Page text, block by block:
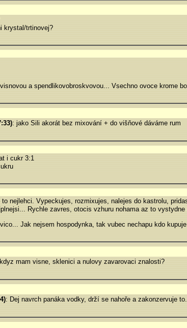
krystal/trtinovej?
a spendlikovobroskvovou... Vsechno ovoce krome
: jako Sili akorát bez mixování + do višňové dáváme rum
i cukr 3:1
to nejlehci. Vypeckujes, rozmixujes, nalejes do kastrolu,
Rychle zavres, otocis vzhuru nohama az to vystydne
Jak nejsem hospodynka, tak vubec nechapu kdo
mam visne, sklenici a nulovy zavarovaci znalosti?
: Dej navrch panáka vodky, drží se nahoře a zakonzervuje